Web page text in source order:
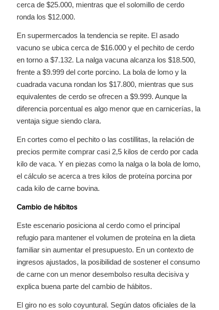
cerca de $25.000, mientras que el solomillo de cerdo
ronda los $12.000.
En supermercados la tendencia se repite. El asado
vacuno se ubica cerca de $16.000 y el pechito de cerdo
en torno a $7.132. La nalga vacuna alcanza los $18.500,
frente a $9.999 del corte porcino. La bola de lomo y la
cuadrada vacuna rondan los $17.800, mientras que sus
equivalentes de cerdo se ofrecen a $9.999. Aunque la
diferencia porcentual es algo menor que en carnicerías, la
ventaja sigue siendo clara.
En cortes como el pechito o las costillitas, la relación de
precios permite comprar casi 2,5 kilos de cerdo por cada
kilo de vaca. Y en piezas como la nalga o la bola de lomo,
el cálculo se acerca a tres kilos de proteína porcina por
cada kilo de carne bovina.
Cambio de hábitos
Este escenario posiciona al cerdo como el principal
refugio para mantener el volumen de proteína en la dieta
familiar sin aumentar el presupuesto. En un contexto de
ingresos ajustados, la posibilidad de sostener el consumo
de carne con un menor desembolso resulta decisiva y
explica buena parte del cambio de hábitos.
El giro no es solo coyuntural. Según datos oficiales de la